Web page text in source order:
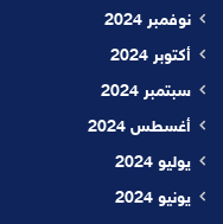
نوفمبر 2024
أكتوبر 2024
سبتمبر 2024
أغسطس 2024
يوليو 2024
يونيو 2024